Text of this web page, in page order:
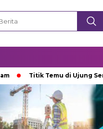
Titik Temu di Ujung Semesta